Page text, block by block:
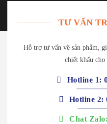
TƯ VẤN
Hỗ trợ tư vấn về sản phẩm,
chiết khấu cho
Hotline 1:
Hotline 2:
Chat